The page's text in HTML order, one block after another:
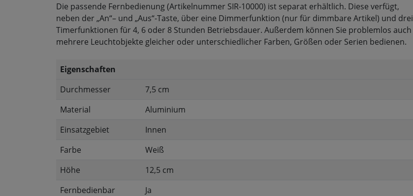
Die passende Fernbedienung (Artikelnummer SIR-10000) ist separat erhältlich. Diese verfügt,
neben der „An“– und „Aus“-Taste, über eine Dimmerfunktion (nur für dimmbare Artikel) und drei
Timerfunktionen für 4, 6 oder 8 Stunden Betriebsdauer. Außerdem können Sie problemlos auch
mehrere Leuchtobjekte gleicher oder unterschiedlicher Farben, Größen oder Serien bedienen.
Eigenschaften
Durchmesser
7,5 cm
Material
Aluminium
Einsatzgebiet
Innen
Farbe
Weiß
Höhe
12,5 cm
Fernbedienbar
Ja